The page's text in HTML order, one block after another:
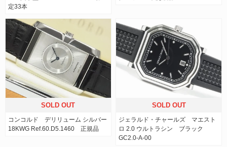
定33本
SOLD OUT
コンコルド デリリューム シルバー
18KWG Ref.60.D5.1460 正規品
SOLD OUT
ジェラルド・チャールズ マエスト
ロ 2.0 ウルトラシン ブラック
GC2.0-A-00